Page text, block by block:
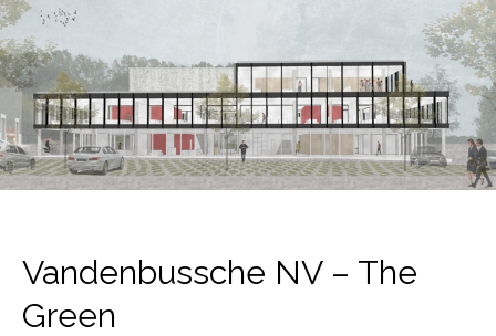
Vandenbussche NV – The
Green